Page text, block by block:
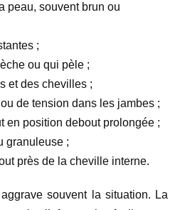
peau, souvent brun ou
;
ou qui pèle ;
et des chevilles ;
de tension dans les jambes ;
en position debout prolongée ;
granuleuse ;
près de la cheville interne.
souvent la situation. La